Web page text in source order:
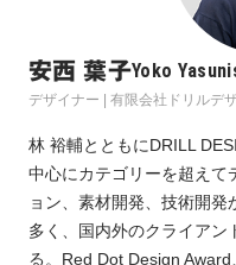
安西 葉子Yoko
デザイナー | 有限会社ドリルデ
林 裕輔とともにDRILL
中心にカテゴリーを超えて
ョン、素材開発、技術開
多く、国内外のクライアン
る。Red Dot Design